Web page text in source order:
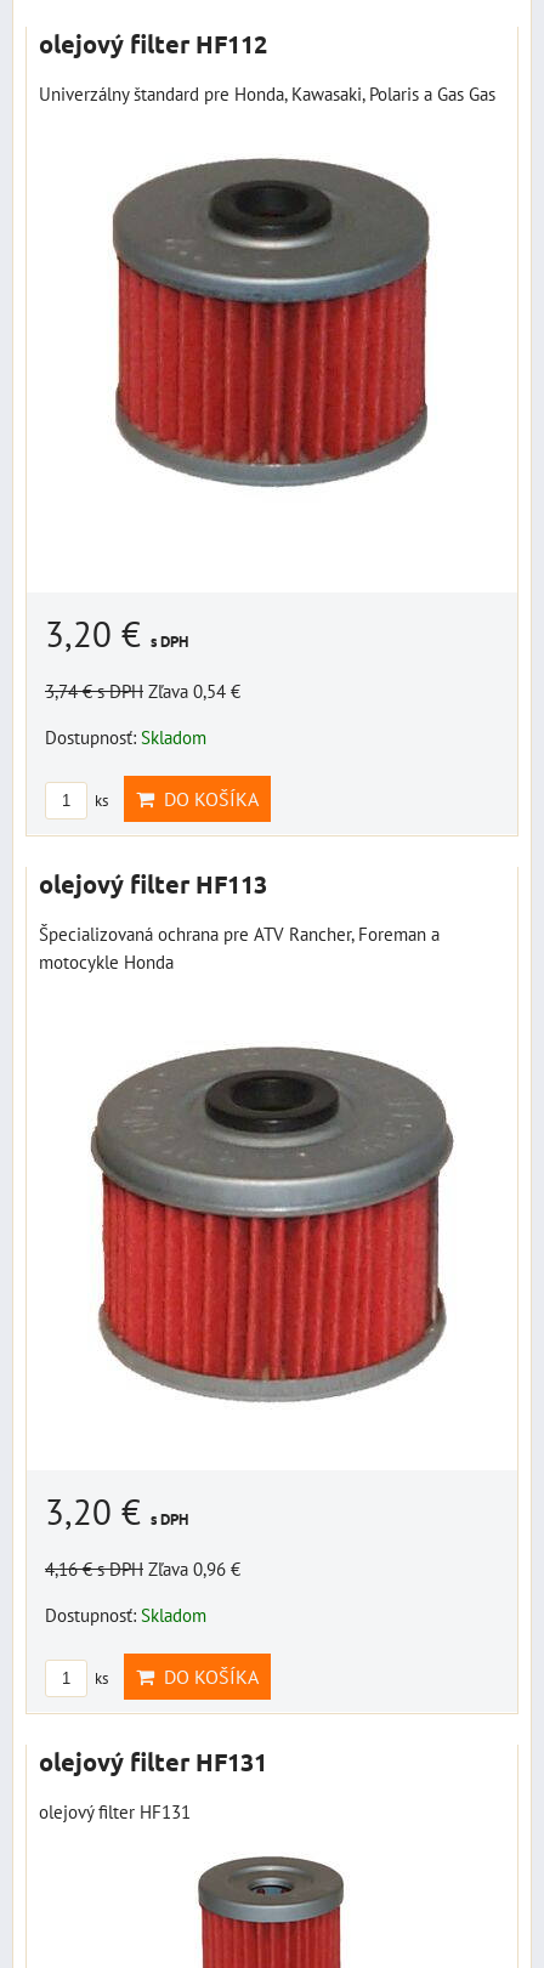
olejový filter HF112
Univerzálny štandard pre Honda, Kawasaki, Polaris a Gas Gas
3,20 € s DPH
3,74 €s DPH Zľava 0,54 €
Dostupnosť: Skladom
ks DO KOŠÍKA
olejový filter HF113
Špecializovaná ochrana pre ATV Rancher, Foreman a
motocykle Honda
3,20 € s DPH
4,16 €s DPH Zľava 0,96 €
Dostupnosť: Skladom
ks DO KOŠÍKA
olejový filter HF131
olejový filter HF131